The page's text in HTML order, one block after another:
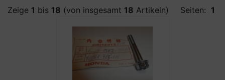
Zeige 1 bis 18 (von insgesamt 18 Artikeln) Seiten: 1